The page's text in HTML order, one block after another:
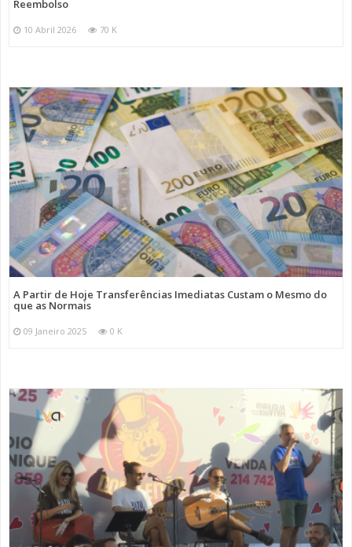
Reembolso
10 Abril 2026 70 K
A Partir de Hoje Transferências Imediatas Custam o Mesmo do
que as Normais
09 Janeiro 2025 0 K